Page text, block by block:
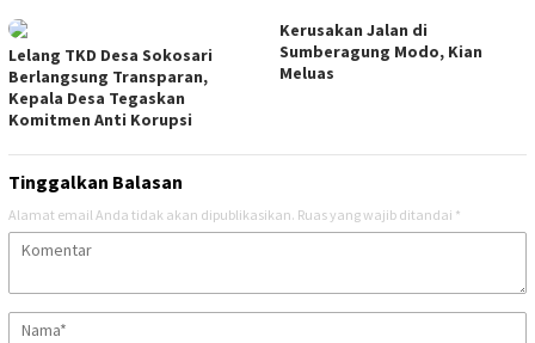
Lelang TKD Desa Sokosari
Berlangsung Transparan,
Kepala Desa Tegaskan
Komitmen Anti Korupsi
Kerusakan Jalan di
Sumberagung Modo, Kian
Meluas
Tinggalkan Balasan
Alamat email Anda tidak akan dipublikasikan. Ruas yang wajib ditandai *